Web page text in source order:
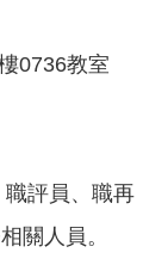
0736教室
評員、職再
關人員。